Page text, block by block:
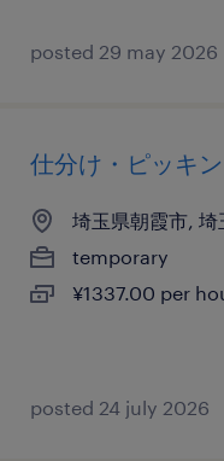
posted 29 may 2026
仕分け・ピッキ
埼玉県朝霞市, 埼
temporary
¥1337.00 per
posted 24 july 2026